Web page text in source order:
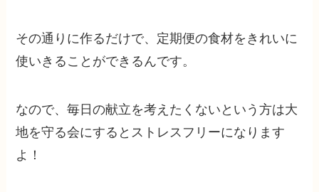
その通りに作るだけで、定期便の食材をきれいに
使いきることができるんです。
なので、毎日の献立を考えたくないという方は大
地を守る会にするとストレスフリーになります
よ！